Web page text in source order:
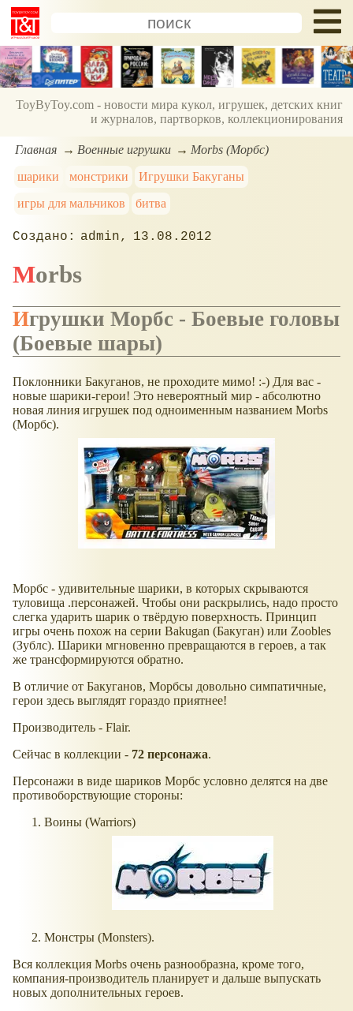
ToyByToy.com - новости мира кукол, игрушек, детских книг
и журналов, партворков, коллекционирования
Главная Военные игрушки
Morbs (Морбс)
шарики
монстрики
Игрушки Бакуганы
игры для мальчиков
битва
admin 13.08.2012
Morbs
Игрушки Морбс - Боевые головы
(Боевые шары)
Поклонники Бакуганов, не проходите мимо! :-) Для вас -
новые шарики-герои! Это невероятный мир - абсолютно
новая линия игрушек под одноименным названием Morbs
(Морбс).
Морбс - удивительные шарики, в которых скрываются
туловища .персонажей. Чтобы они раскрылись, надо просто
слегка ударить шарик о твёрдую поверхность. Принцип
игры очень похож на серии Bakugan (Бакуган) или Zoobles
(Зублс). Шарики мгновенно превращаются в героев, а так
же трансформируются обратно.
В отличие от Бакуганов, Морбсы довольно симпатичные,
герои здесь выглядят гораздо приятнее!
Производитель - Flair.
Сейчас в коллекции - 72 персонажа.
Персонажи в виде шариков Морбс условно делятся на две
противоборствующие стороны:
Воины (Warriors)
Монстры (Monsters).
Вся коллекция Morbs очень разнообразна, кроме того,
компания-производитель планирует и дальше выпускать
новых дополнительных героев.